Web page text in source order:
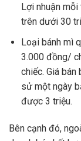
Lợi nhuận
trên dưới 30
Loại bánh mì
3.000 đồng/
chiếc. Giá
sử một ngày
được 3 triệu.
Bên cạnh đó,